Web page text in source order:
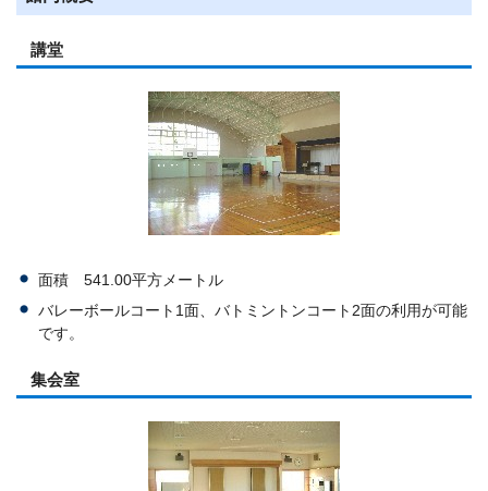
講堂
面積 541.00平方メートル
バレーボールコート1面、バトミントンコート2面の利用が可能
です。
集会室